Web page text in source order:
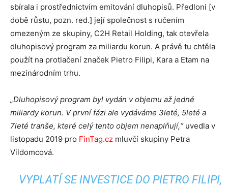
sbírala i prostřednictvím emitování dluhopisů. Předloni [v
době růstu, pozn. red.] její společnost s ručením
omezeným ze skupiny, C2H Retail Holding, tak otevřela
dluhopisový program za miliardu korun. A právě tu chtěla
použít na protlačení značek Pietro Filipi, Kara a Etam na
mezinárodním trhu.
„Dluhopisový program byl vydán v objemu až jedné
miliardy korun. V první fázi ale vydáváme 3leté, 5leté a
7leté tranše, které celý tento objem nenaplňují,“uvedla v
listopadu 2019 pro FinTag.cz mluvčí skupiny Petra
Vildomcová.
VYPLATÍ SE INVESTICE DO PIETRO FILIPI,